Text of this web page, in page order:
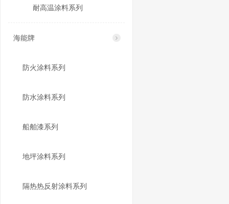
耐高温涂料系列
海能牌
防火涂料系列
防水涂料系列
船舶漆系列
地坪涂料系列
隔热热反射涂料系列